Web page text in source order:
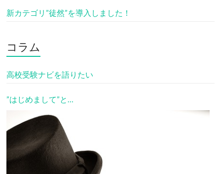
新カテゴリ”徒然”を導入しました！
コラム
高校受験ナビを語りたい
”はじめまして”と…